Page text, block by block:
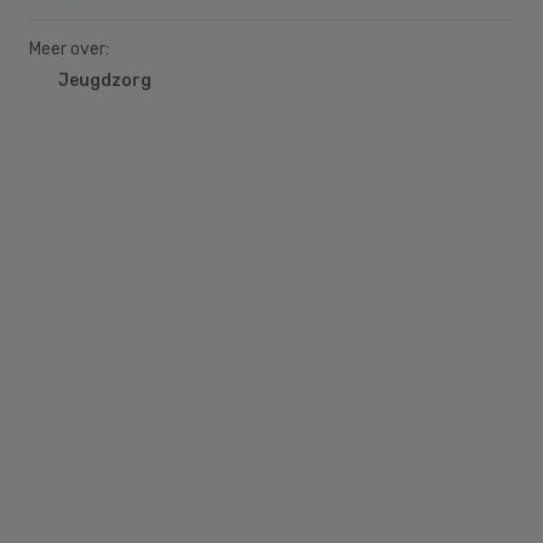
Meer over:
Jeugdzorg